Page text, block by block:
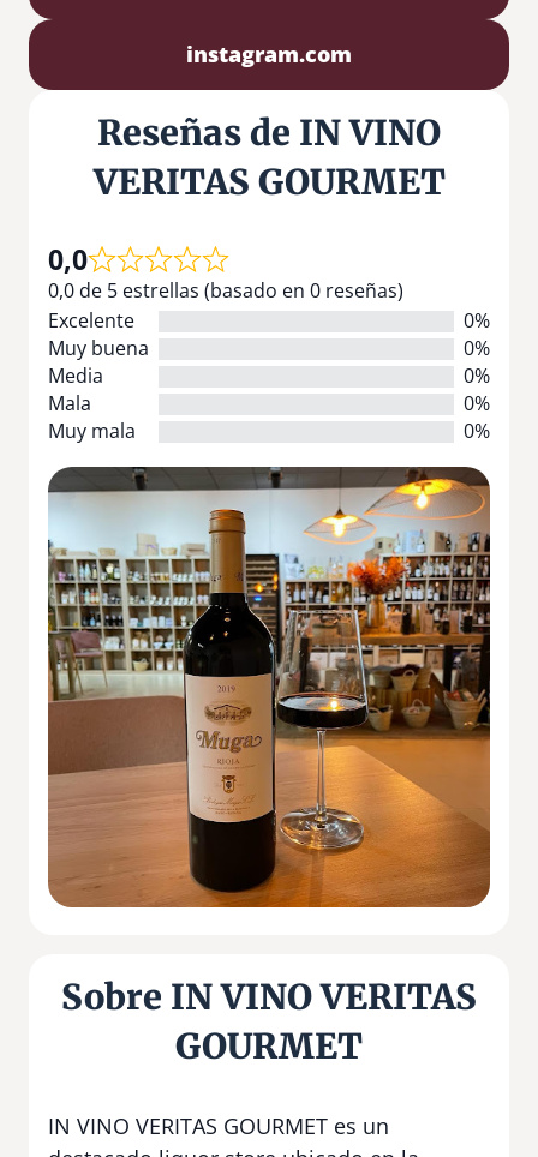
instagram.com
Reseñas de IN VINO
VERITAS GOURMET
0,0
0,0 de 5 estrellas (basado en 0 reseñas)
Excelente
0%
Muy buena
0%
Media
0%
Mala
0%
Muy mala
0%
Sobre IN VINO VERITAS
GOURMET
IN VINO VERITAS GOURMET es un